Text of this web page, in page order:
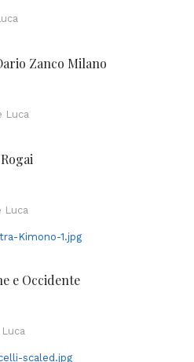
Zanco Milano
Luca
Luca
e Occidente